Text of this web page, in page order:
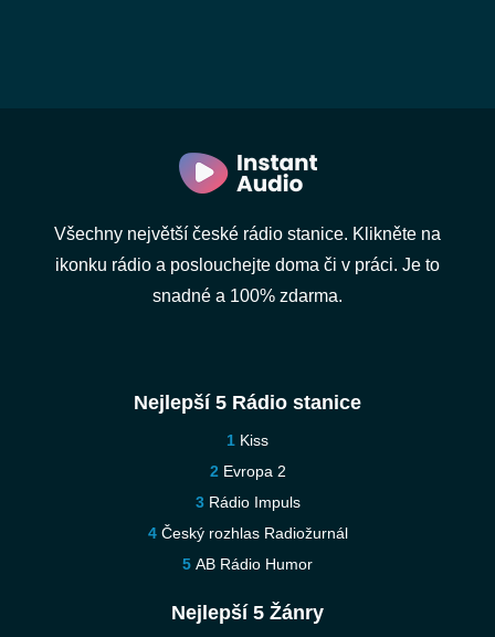
Všechny největší české rádio stanice. Klikněte na
ikonku rádio a poslouchejte doma či v práci. Je to
snadné a 100% zdarma.
Nejlepší 5 Rádio stanice
Kiss
Evropa 2
Rádio Impuls
Český rozhlas Radiožurnál
AB Rádio Humor
Nejlepší 5 Žánry